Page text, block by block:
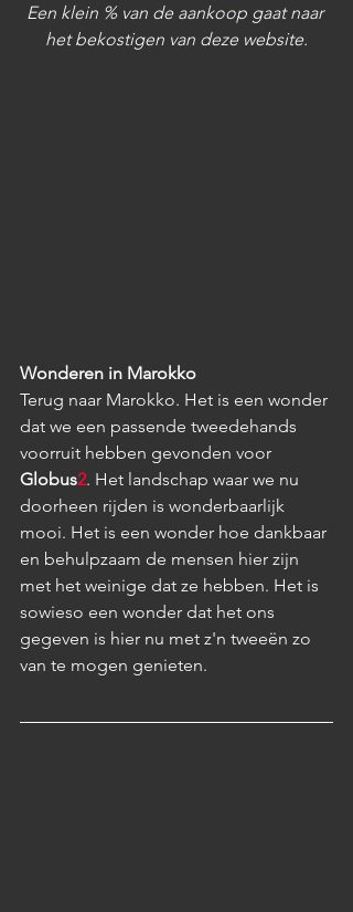
Een klein % van de aankoop gaat naar
het bekostigen van deze website.
Wonderen in Marokko
Terug naar Marokko. Het is een wonder
dat we een passende tweedehands
voorruit hebben gevonden voor
Globus2. Het landschap waar we nu
doorheen rijden is wonderbaarlijk
mooi. Het is een wonder hoe dankbaar
en behulpzaam de mensen hier zijn
met het weinige dat ze hebben. Het is
sowieso een wonder dat het ons
gegeven is hier nu met z'n tweeën zo
van te mogen genieten.